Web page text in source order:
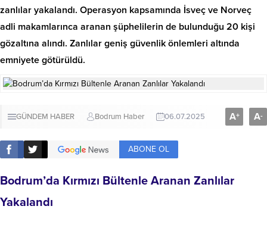
zanlılar yakalandı. Operasyon kapsamında İsveç ve Norveç
adli makamlarınca aranan şüphelilerin de bulunduğu 20 kişi
gözaltına alındı. Zanlılar geniş güvenlik önlemleri altında
emniyete götürüldü.
GÜNDEM HABER Bodrum Haber 06.07.2025 A+ A-
ABONE OL
Bodrum’da Kırmızı Bültenle Aranan Zanlılar
Yakalandı